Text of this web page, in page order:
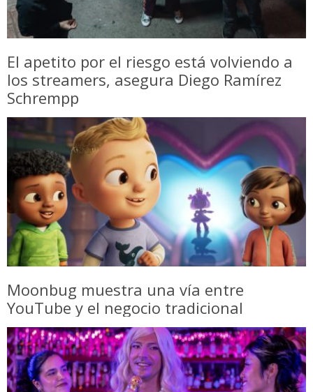
El apetito por el riesgo está volviendo a
los streamers, asegura Diego Ramírez
Schrempp
Moonbug muestra una vía entre
YouTube y el negocio tradicional